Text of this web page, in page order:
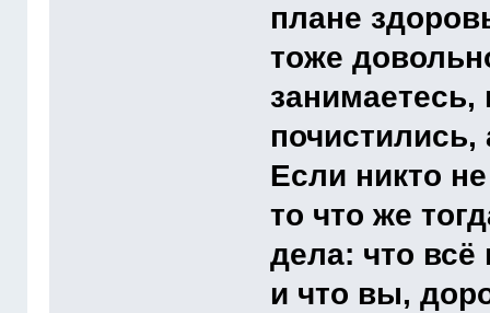
плане
тоже
занимаетесь,
почистились,
Если никто
то что же
дела: что всё
и что вы,